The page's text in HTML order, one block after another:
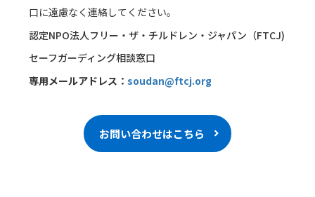
口に遠慮なく連絡してください。
認定NPO法人フリー・ザ・チルドレン・ジャパン（FTCJ)
セーフガーディング相談窓口
専用メールアドレス： soudan@ftcj.org
お問い合わせはこちら